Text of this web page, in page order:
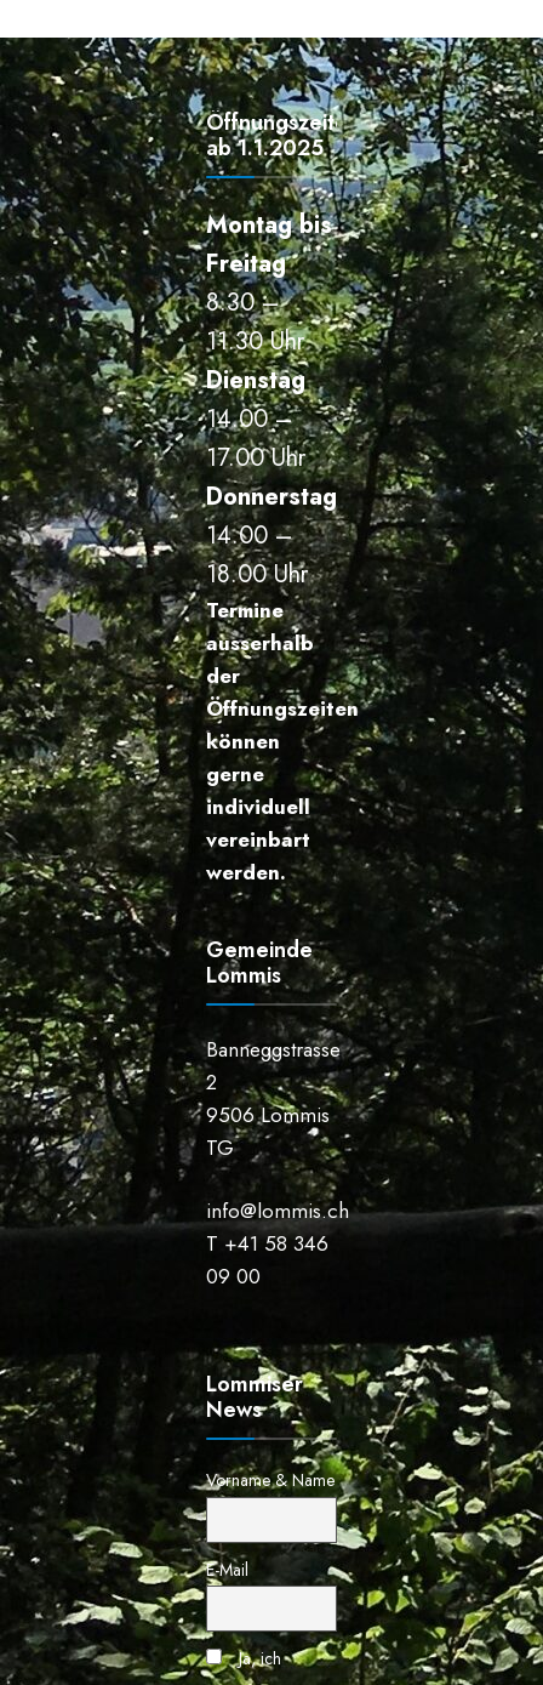
Öffnungszeiten
ab 1.1.2025
Montag bis
Freitag
8.30 –
11.30 Uhr
Dienstag
14.00 –
17.00 Uhr
Donnerstag
14.00 –
18.00 Uhr
Termine
ausserhalb
der
Öffnungszeiten
können
gerne
individuell
vereinbart
werden.
Gemeinde
Lommis
Banneggstrasse
2
9506 Lommis
TG
info@lommis.ch
T +41 58 346
09 00
Lommiser
News
Vorname & Name
E-Mail
Ja, ich